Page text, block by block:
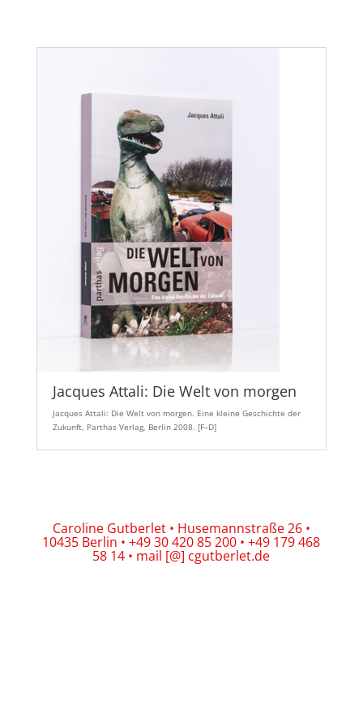
Jacques Attali: Die Welt von morgen
Jacques Attali: Die Welt von morgen. Eine kleine Geschichte der
Zukunft, Parthas Verlag, Berlin 2008. [F–D]
Caroline Gutberlet • Husemannstraße 26 •
10435 Berlin • +49 30 420 85 200 • +49 179 468
58 14 • mail [@] cgutberlet.de